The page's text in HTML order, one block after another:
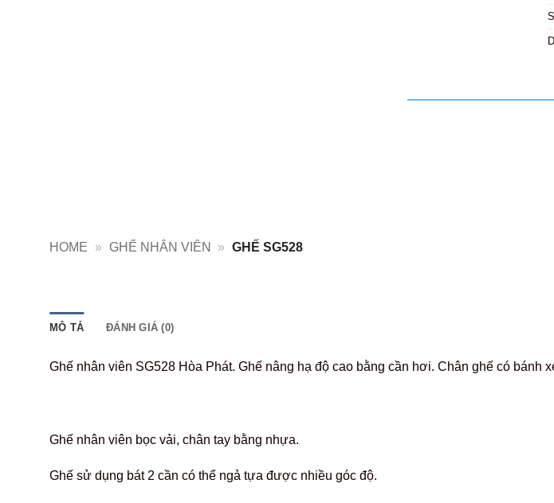
HOME » GHẾ NHÂN VIÊN » GHẾ SG528
MÔ TẢ ĐÁNH GIÁ (0)
Ghế nhân viên SG528 Hòa Phát. Ghế nâng hạ độ cao bằng cần hơi. Chân ghế có bánh
Ghế nhân viên bọc vải, chân tay bằng nhựa.
Ghế sử dụng bát 2 cần có thể ngả tựa được nhiều góc độ.